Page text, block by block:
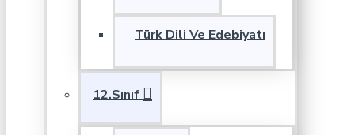
Türk Dili Ve Edebiyatı
12.Sınıf